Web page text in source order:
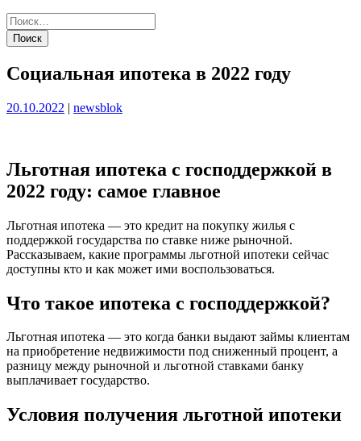
Социальная ипотека в 2022 году
Опубликовано
20.10.2022 | Опубликовано
newsblok
Льготная ипотека с господдержкой в
2022 году: самое главное
Льготная ипотека — это кредит на покупку жилья с
поддержкой государства по ставке ниже рыночной.
Рассказываем, какие программы льготной ипотеки сейчас
доступны кто и как может ими воспользоваться.
Что такое ипотека с господдержкой?
Льготная ипотека — это когда банки выдают займы клиентам
на приобретение недвижимости под сниженный процент, а
разницу между рыночной и льготной ставками банку
выплачивает государство.
Условия получения льготной ипотеки